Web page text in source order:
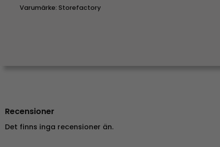
Varumärke: Storefactory
Recensioner
Det finns inga recensioner än.